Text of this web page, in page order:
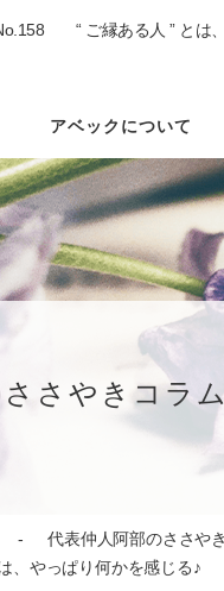
No.158 “ ご縁ある人 ” と
アベックについて
さやきコラ
代表仲人阿部のささや
、やっぱり何かを感じ